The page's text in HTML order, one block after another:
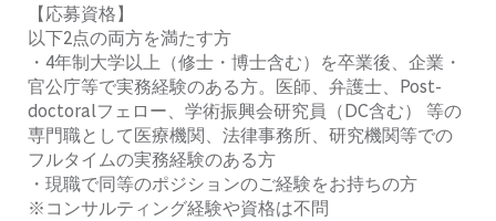
【応募資格】
以下2点の両方を満たす方
・4年制大学以上（修士・博士含む）を卒業後、企業・
官公庁等で実務経験のある方。 医師、弁護士、Post-
doctoralフェロー、学術振興会研究員（DC含む） 等の
専門職として医療機関、法律事務所、研究機関等での
フルタイムの実務経験のある方
・現職で同等のポジションのご経験をお持ちの方
※コンサルティング経験や資格は不問